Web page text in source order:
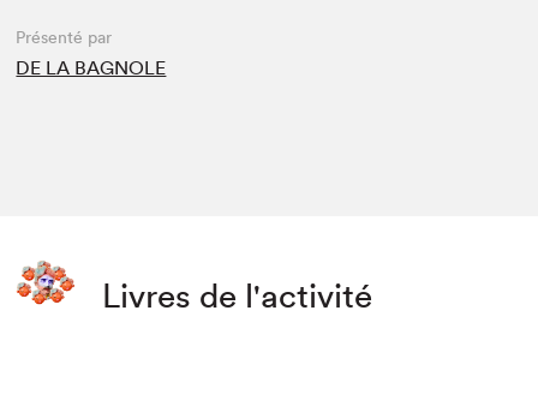
Présenté par
DE LA BAGNOLE
Livres de l'activité